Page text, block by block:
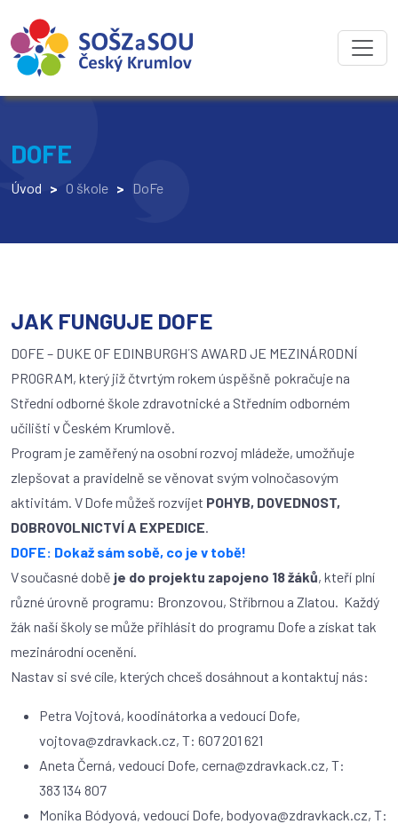
DOFE
Úvod > O škole > DoFe
JAK FUNGUJE DOFE
DOFE – DUKE OF EDINBURGH´S AWARD JE MEZINÁRODNÍ
PROGRAM, který již čtvrtým rokem úspěšně pokračuje na
Střední odborné škole zdravotnické a Středním odborném
učilišti v Českém Krumlově.
Program je zaměřený na osobní rozvoj mládeže, umožňuje
zlepšovat a pravidelně se věnovat svým volnočasovým
aktivitám. V Dofe můžeš rozvíjet POHYB, DOVEDNOST,
DOBROVOLNICTVÍ A EXPEDICE.
DOFE: Dokaž sám sobě, co je v tobě!
V současné době je do projektu zapojeno 18 žáků, kteří plní
různé úrovně programu: Bronzovou, Stříbrnou a Zlatou. Každý
žák naší školy se může přihlásit do programu Dofe a získat tak
mezinárodní ocenění.
Nastav si své cíle, kterých chceš dosáhnout a kontaktuj nás:
Petra Vojtová, koodinátorka a vedoucí Dofe,
vojtova@zdravkack.cz, T: 607 201 621
Aneta Černá, vedoucí Dofe, cerna@zdravkack.cz, T:
383 134 807
Monika Bódyová, vedoucí Dofe, bodyova@zdravkack.cz, T: